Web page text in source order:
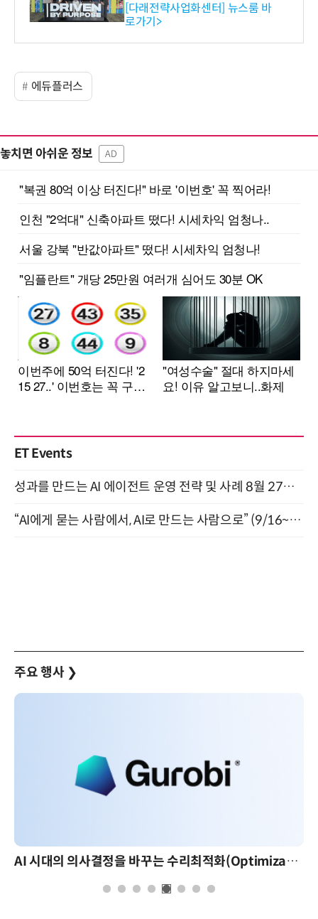
와의 비즈니스 미팅 지원…K
-바이오 해외 진출 교두보 확
보
[다래전략사업화센터] 뉴스룸 바
로가기>
에듀플러스
놓치면 아쉬운 정보 AD
ET Events
성과를 만드는 AI 에이전트 운영 전략 및 사례 8월 27일 개최
“AI에게 묻는 사람에서, AI로 만드는 사람으로” (9/16~17)
주요 행사 ❯
AI 시대의 의사결정을 바꾸는 수리최적화(Optimization): 실제 산업 적용 사례와 활용 전략